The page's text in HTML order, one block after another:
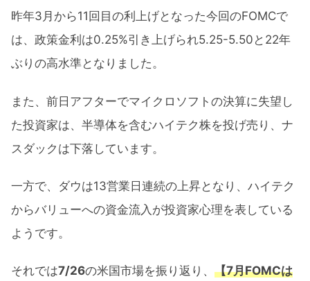
昨年3月から11回目の利上げとなった今回のFOMCで
は、政策金利は0.25%引き上げられ5.25-5.50と22年
ぶりの高水準となりました。
また、前日アフターでマイクロソフトの決算に失望し
た投資家は、半導体を含むハイテク株を投げ売り、ナ
スダックは下落しています。
一方で、ダウは13営業日連続の上昇となり、ハイテク
からバリューへの資金流入が投資家心理を表している
ようです。
それでは7/26の米国市場を振り返り、 【7月FOMCは